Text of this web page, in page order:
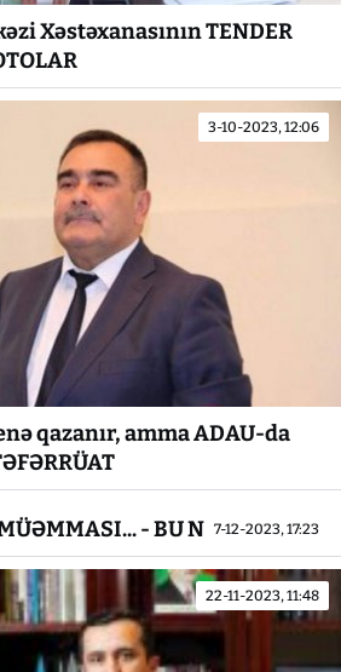
Xəstəxanasının TENDER
3-10-2023, 12:06
qazanır, amma ADAU-da
7-12-2023, 17:23
- BU NƏDİ BELƏ?!
22-11-2023, 11:48